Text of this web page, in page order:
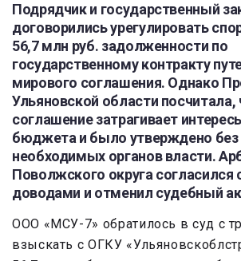
Подрядчик и государственный
договорились урегулировать
56,7 млн руб. задолженности по
государственному контракту
мирового соглашения. Однако
Ульяновской области посчитала,
соглашение затрагивает
бюджета и было утверждено без
необходимых органов власти.
Поволжского округа согласился
доводами и отменил судебный
ООО «МСУ-7» обратилось в суд с
взыскать с ОГКУ